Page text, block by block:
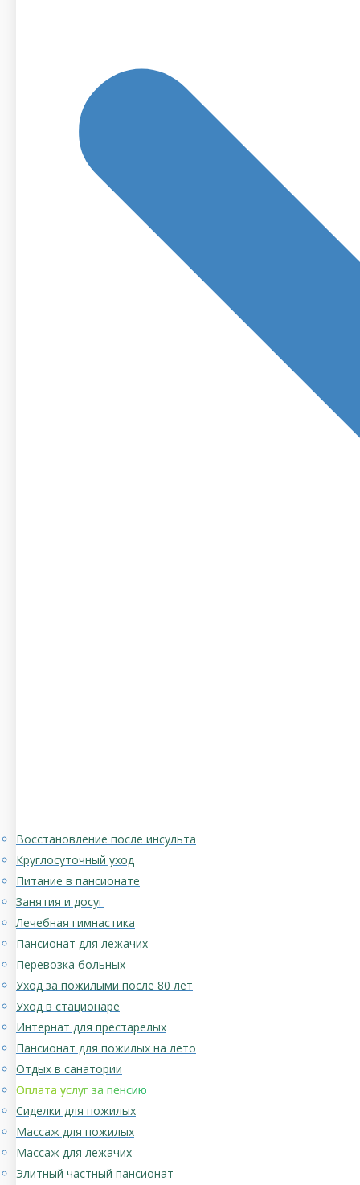
Восстановление после инсульта
Круглосуточный уход
Питание в пансионате
Занятия и досуг
Лечебная гимнастика
Пансионат для лежачих
Перевозка больных
Уход за пожилыми после 80 лет
Уход в стационаре
Интернат для престарелых
Пансионат для пожилых на лето
Отдых в санатории
Оплата услуг за пенсию
Сиделки для пожилых
Массаж для пожилых
Массаж для лежачих
Элитный частный пансионат